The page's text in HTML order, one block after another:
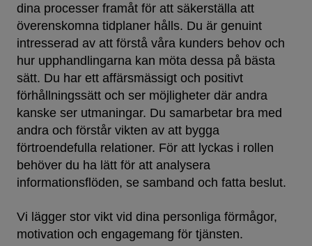
dina processer framåt för att säkerställa att
överenskomna tidplaner hålls. Du är genuint
intresserad av att förstå våra kunders behov och
hur upphandlingarna kan möta dessa på bästa
sätt. Du har ett affärsmässigt och positivt
förhållningssätt och ser möjligheter där andra
kanske ser utmaningar. Du samarbetar bra med
andra och förstår vikten av att bygga
förtroendefulla relationer. För att lyckas i rollen
behöver du ha lätt för att analysera
informationsflöden, se samband och fatta beslut.
Vi lägger stor vikt vid dina personliga förmågor,
motivation och engagemang för tjänsten.